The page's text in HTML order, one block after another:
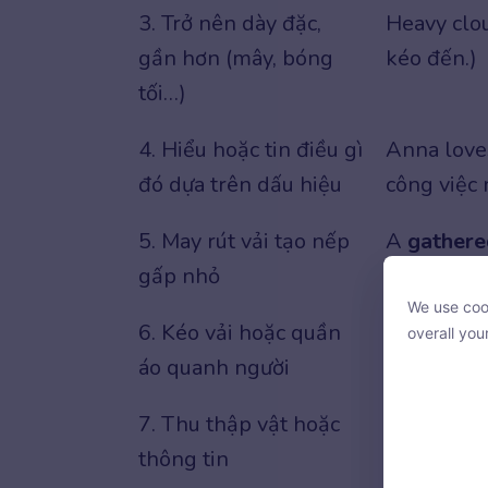
3. Trở nên dày đặc,
gần hơn (mây, bóng
tối…)
Heavy
kéo đến.)
4. Hiểu hoặc tin điều gì
đó dựa trên dấu hiệu
Anna
công việc
5. May rút vải tạo nếp
gấp nhỏ
A
6. Kéo vải hoặc quần
áo quanh người
She
mình rồi
7. Thu thập vật hoặc
thông tin
đã đến
We use
overall
We use
overall